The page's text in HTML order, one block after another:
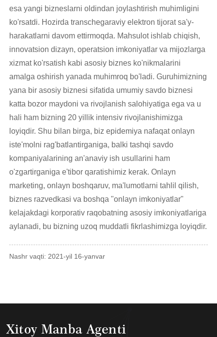
esa yangi bizneslarni oldindan joylashtirish muhimligini
ko'rsatdi. Hozirda transchegaraviy elektron tijorat sa'y-
harakatlarni davom ettirmoqda. Mahsulot ishlab chiqish,
innovatsion dizayn, operatsion imkoniyatlar va mijozlarga
xizmat ko'rsatish kabi asosiy biznes ko'nikmalarini
amalga oshirish yanada muhimroq bo'ladi. Guruhimizning
yana bir asosiy biznesi sifatida umumiy savdo biznesi
katta bozor maydoni va rivojlanish salohiyatiga ega va u
hali ham bizning 20 yillik intensiv rivojlanishimizga
loyiqdir. Shu bilan birga, biz epidemiya nafaqat onlayn
iste'molni rag'batlantirganiga, balki tashqi savdo
kompaniyalarining an'anaviy ish usullarini ham
o'zgartirganiga e'tibor qaratishimiz kerak. Onlayn
marketing, onlayn boshqaruv, ma'lumotlarni tahlil qilish,
biznes razvedkasi va boshqa "onlayn imkoniyatlar"
kelajakdagi korporativ raqobatning asosiy imkoniyatlariga
aylanadi, bu bizning uzoq muddatli fikrlashimizga loyiqdir.
Nashr vaqti: 2021-yil 16-yanvar
Xitoy Manba Agenti